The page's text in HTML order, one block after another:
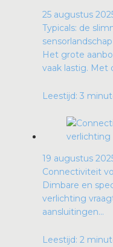
25 augustus
Typicals: de
sensorlandschap
Het grote
vaak lastig. Met
Leestijd: 3
19 augustus
Connectiviteit
Dimbare en
verlichting
aansluitingen...
Leestijd: 2